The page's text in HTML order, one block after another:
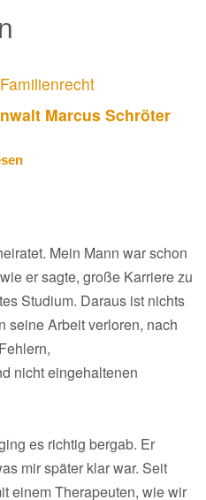
Familienrecht
Marcus Schröter
Mein Mann war schon
er sagte, große Karriere zu
Studium. Daraus ist nichts
seine Arbeit verloren, nach
nicht eingehaltenen
es richtig bergab. Er
mir später klar war. Seit
einem Therapeuten, wie wir